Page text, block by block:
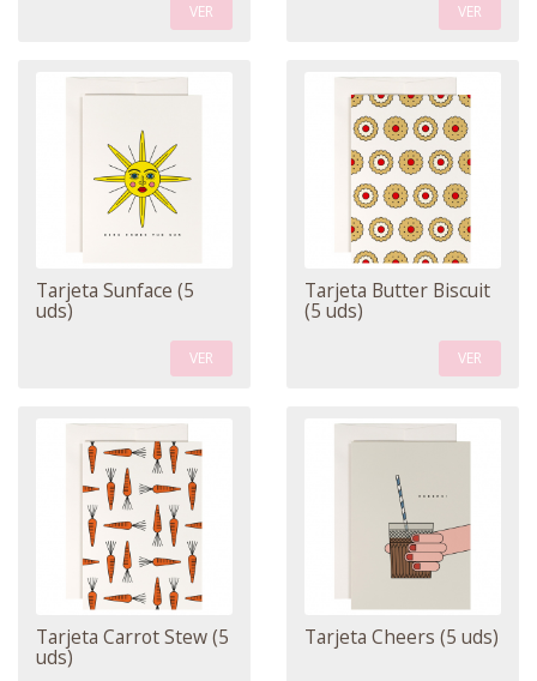
VER VER
Tarjeta Sunface (5
uds)
VER
Tarjeta Butter Biscuit
(5 uds)
VER
Tarjeta Carrot Stew (5
uds)
Tarjeta Cheers (5 uds)